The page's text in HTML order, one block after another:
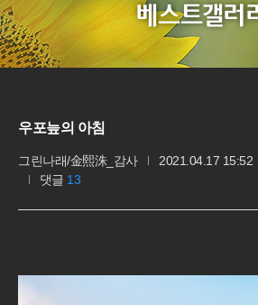
베스트갤러
우포늪의 아침
그린나래/金熙洙_감사 2021.04.17 15:52
댓글 13